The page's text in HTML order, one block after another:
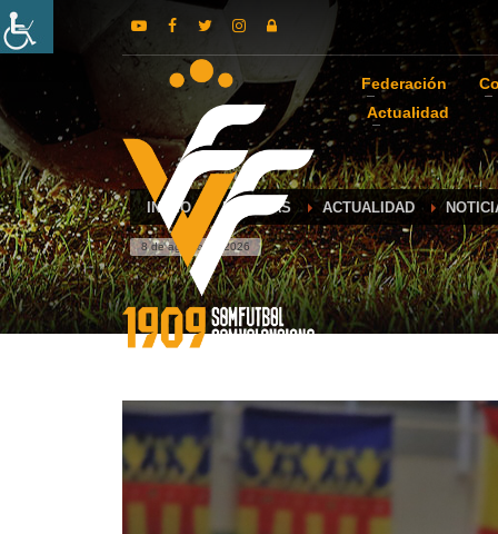
Federación
Actualidad
INICIO NOTICIAS ACTUALIDAD
8 de agosto de 2026